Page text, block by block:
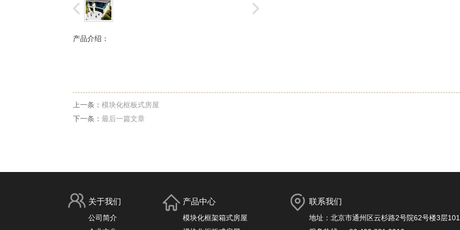
产品介绍：
上一条： 模块化框板式房屋
下一条： 最后一篇文章
关于我们
公司简介
产品中心
模块化框架箱式房屋
联系我们
地址：北京市通州区云杉路2号院62号楼3层